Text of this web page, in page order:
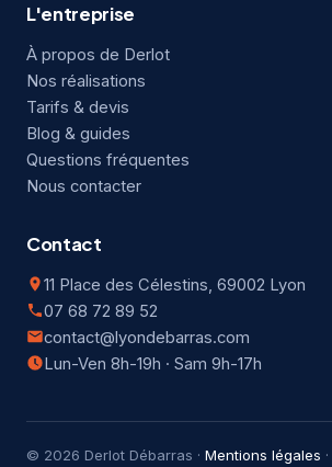
L'entreprise
À propos de Derlot
Nos réalisations
Tarifs & devis
Blog & guides
Questions fréquentes
Nous contacter
Contact
11 Place des Célestins, 69002 Lyon
07 68 72 89 52
contact@lyondebarras.com
Lun-Ven 8h-19h · Sam 9h-17h
© 2026 Derlot Débarras · Mentions légales ·